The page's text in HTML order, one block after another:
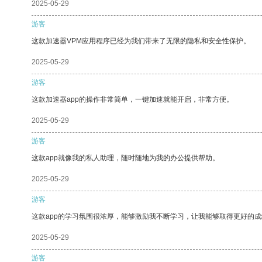
2025-05-29
游客
这款加速器VPM应用程序已经为我们带来了无限的隐私和安全性保护。
2025-05-29
游客
这款加速器app的操作非常简单，一键加速就能开启，非常方便。
2025-05-29
游客
这款app就像我的私人助理，随时随地为我的办公提供帮助。
2025-05-29
游客
这款app的学习氛围很浓厚，能够激励我不断学习，让我能够取得更好的
2025-05-29
游客